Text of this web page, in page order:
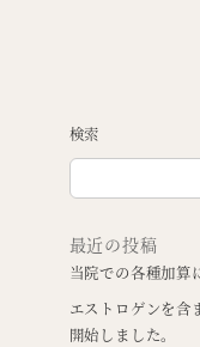
検索
最近の投稿
当院での各種加算
エストロゲンを含
開始しました。